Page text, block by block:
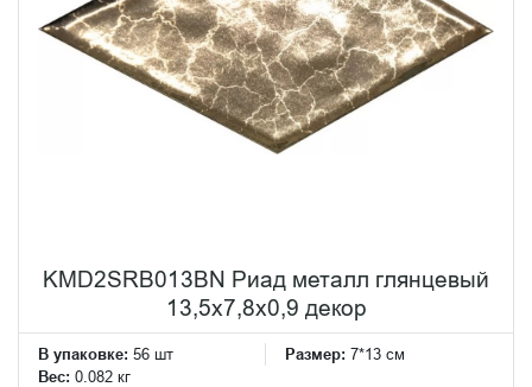
KMD2SRB013BN Риад металл глянцевый
13,5x7,8x0,9 декор
В упаковке: 56 шт Размер: 7*13 см
Вес: 0.082 кг